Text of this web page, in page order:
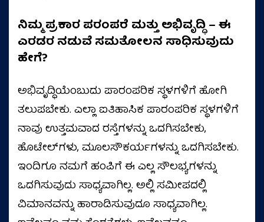
ನಿಮ್ಮ ಪ್ರಕಾರ ಪರಂಪರೆ ಮತ್ತು ಅಭಿವೃದ್ಧಿ – ಈ
ಎರಡರ ನಡುವೆ ಸಮತೋಲನ ಸಾಧಿಸುವುದು
ಹೇಗೆ?
ಅಭಿವೃದ್ಧಿಯೆಂಬುದು ಪಾರಂಪರಿಕ ಸ್ಥಳಗಳಿಗೆ ಹೋಗಿ
ತಲುಪಬೇಕು. ಎಲ್ಲಾ ಐತಿಹಾಸಿಕ ಪಾರಂಪರಿಕ ಸ್ಥಳಗಳಿಗೆ
ನಾವು ಉತ್ತಮವಾದ ರಸ್ತೆಗಳನ್ನು ಒದಗಿಸಬೇಕು,
ಹೊಟೇಲ್‌ಗಳು, ಮೂಲಸೌಕರ್ಯಗಳನ್ನು ಒದಗಿಸಬೇಕು.
ಇಂದಿಗೂ ನಮಗೆ ಹಂಪಿಗೆ ಈ ಎಲ್ಲ ಸೌಲಭ್ಯಗಳನ್ನು
ಒದಗಿಸುವುದು ಸಾಧ್ಯವಾಗಿಲ್ಲ. ಅಲ್ಲಿ ಸಮೀಪದಲ್ಲಿ
ವಿಮಾನವನ್ನು ಹಾರಾಡಿಸುವುದೂ ಸಾಧ್ಯವಾಗಿಲ್ಲ.